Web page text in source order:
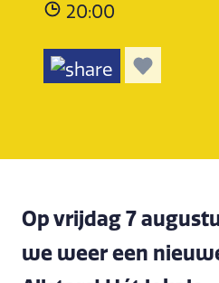
20:00
Op vrijdag 7
we weer een